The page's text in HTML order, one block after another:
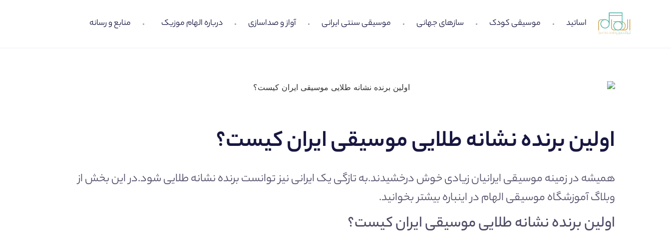
اساتید موسیقی کودک سازهای جهانی موسیقی سنتی ایرانی آواز و صداسازی درباره الهام موزیک منابع و رسانه
اولین برنده نشانه طلایی موسیقی ایران کیست؟
همیشه در زمینه موسیقی ایرانیان زیادی خوش درخشیدند.به تازگی یک ایرانی نیز توانست برنده نشانه طلایی شود.در این بخش از
وبلاگآموزشگاه موسیقی الهامدر اینباره بیشتر بخوانید.
اولین برنده نشانه طلایی موسیقی ایران کیست؟